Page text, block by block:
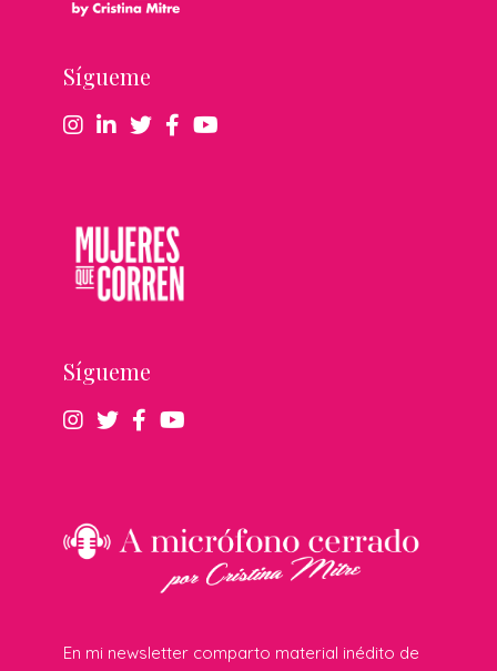
Sígueme
Sígueme
En mi newsletter comparto material inédito de